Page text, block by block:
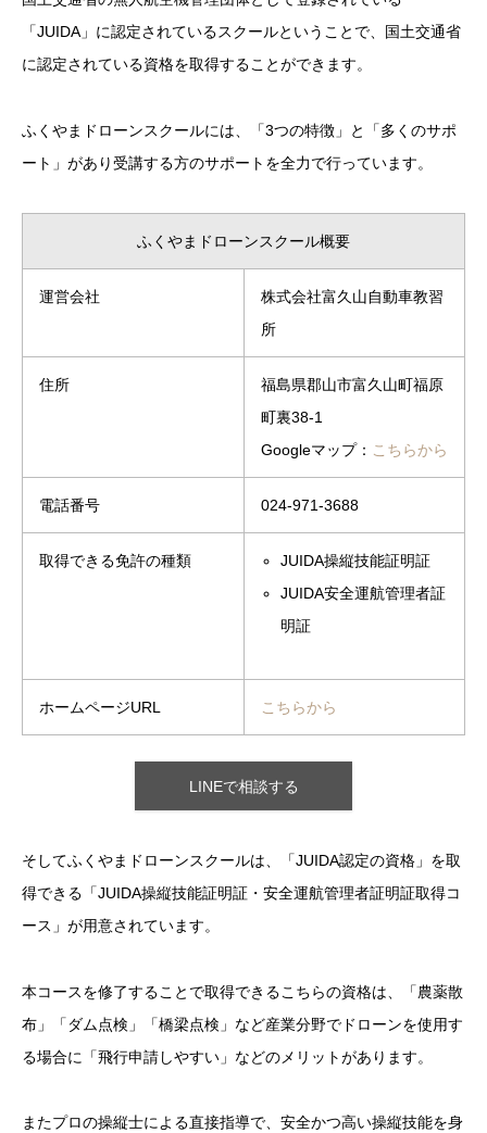
「JUIDA」に認定されているスクールということで、国土交通省
に認定されている資格を取得することができます。
ふくやまドローンスクールには、「3つの特徴」と「多くのサポ
ート」があり受講する方のサポートを全力で行っています。
ふくやまドローンスクール概要
運営会社
株式会社富久山自動車教習
所
住所
福島県郡山市富久山町福原
町裏38-1
Googleマップ： こちらから
電話番号 024-971-3688
取得できる免許の種類
JUIDA操縦技能証明証
JUIDA安全運航管理者証
明証
ホームページURL こちらから
LINEで相談する
そしてふくやまドローンスクールは、「JUIDA認定の資格」を取
得できる「JUIDA操縦技能証明証・安全運航管理者証明証取得コ
ース」が用意されています。
本コースを修了することで取得できるこちらの資格は、「農薬散
布」「ダム点検」「橋梁点検」など産業分野でドローンを使用す
る場合に「飛行申請しやすい」などのメリットがあります。
またプロの操縦士による直接指導で、安全かつ高い操縦技能を身